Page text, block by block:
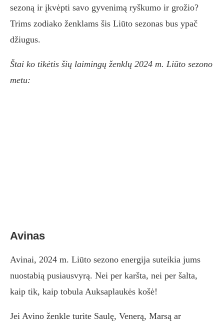
sezoną ir įkvėpti savo gyvenimą ryškumo ir grožio?
Trims zodiako ženklams šis Liūto sezonas bus ypač
džiugus.
Štai ko tikėtis šių laimingų ženklų 2024 m. Liūto sezono
metu:
Avinas
Avinai, 2024 m. Liūto sezono energija suteikia jums
nuostabią pusiausvyrą. Nei per karšta, nei per šalta,
kaip tik, kaip tobula Auksaplaukės košė!
Jei Avino ženkle turite Saulę, Venerą, Marsą ar